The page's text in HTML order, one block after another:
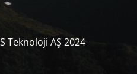
Teknoloji AŞ 2024